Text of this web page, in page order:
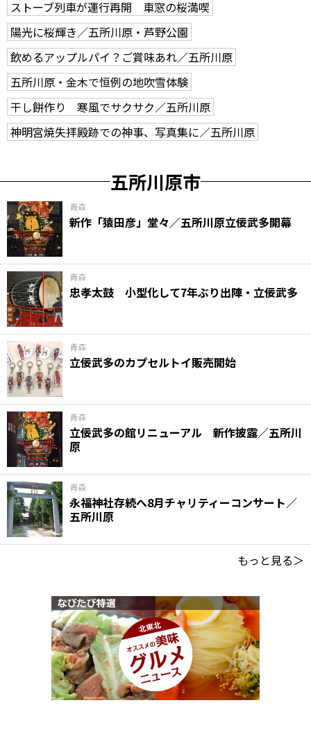
ストーブ列車が運行再開 車窓の桜満喫
陽光に桜輝き／五所川原・芦野公園
飲めるアップルパイ？ご賞味あれ／五所川原
五所川原・金木で恒例の地吹雪体験
干し餅作り 寒風でサクサク／五所川原
神明宮焼失拝殿跡での神事、写真集に／五所川原
五所川原市
青森
新作「猿田彦」堂々／五所川原立佞武多開幕
青森
忠孝太鼓 小型化して7年ぶり出陣・立佞武多
青森
立佞武多のカプセルトイ販売開始
青森
立佞武多の館リニューアル 新作披露／五所川
原
青森
永福神社存続へ8月チャリティーコンサート／
五所川原
もっと見る＞